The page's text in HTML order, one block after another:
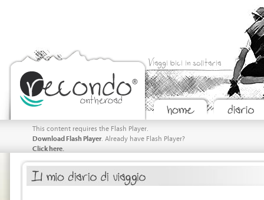
Viaggi bici in solitaria
This content requires the Flash Player.
Download Flash Player. Already have Flash Player?
Click here.